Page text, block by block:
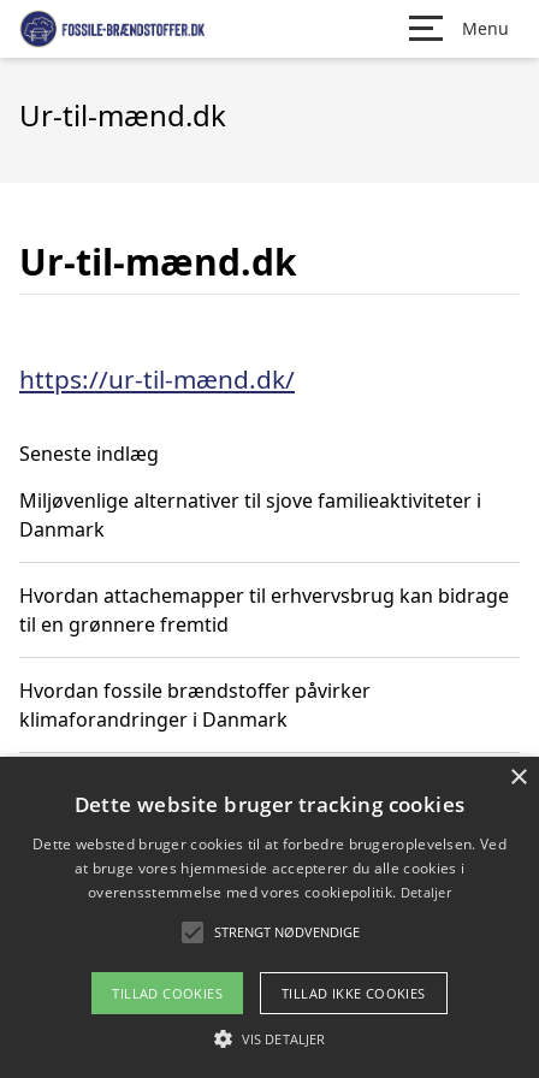
Menu
Ur-til-mænd.dk
Ur-til-mænd.dk
https://ur-til-mænd.dk/
Seneste indlæg
Miljøvenlige alternativer til sjove familieaktiviteter i
Danmark
Hvordan attachemapper til erhvervsbrug kan bidrage
til en grønnere fremtid
Hvordan fossile brændstoffer påvirker
klimaforandringer i Danmark
klimaændringer
Hvordan citater om fossile brændstoffer kan ændre
Copyright 2026 - Pilanto Aps
Om / kontakt
×
Dette website bruger tracking cookies
Dette websted bruger cookies til at forbedre brugeroplevelsen. Ved
at bruge vores hjemmeside accepterer du alle cookies i
overensstemmelse med vores cookiepolitik. Detaljer
STRENGT NØDVENDIGE
TILLAD COOKIES TILLAD IKKE COOKIES
VIS DETALJER